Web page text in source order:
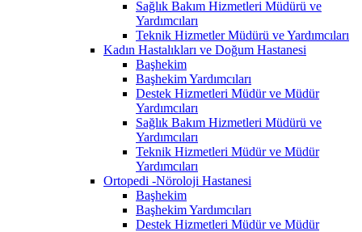
Sağlık Bakım Hizmetleri Müdürü ve
Yardımcıları
Teknik Hizmetler Müdürü ve Yardımcıları
Kadın Hastalıkları ve Doğum Hastanesi
Başhekim
Başhekim Yardımcıları
Destek Hizmetleri Müdür ve Müdür
Yardımcıları
Sağlık Bakım Hizmetleri Müdürü ve
Yardımcıları
Teknik Hizmetleri Müdür ve Müdür
Yardımcıları
Ortopedi -Nöroloji Hastanesi
Başhekim
Başhekim Yardımcıları
Destek Hizmetleri Müdür ve Müdür